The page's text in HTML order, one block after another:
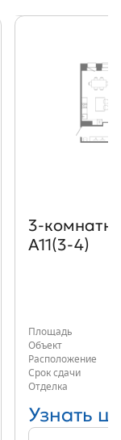
А11(3-4)
Площадь
Объект
Расположение
Срок сдачи
Отделка
Узнать